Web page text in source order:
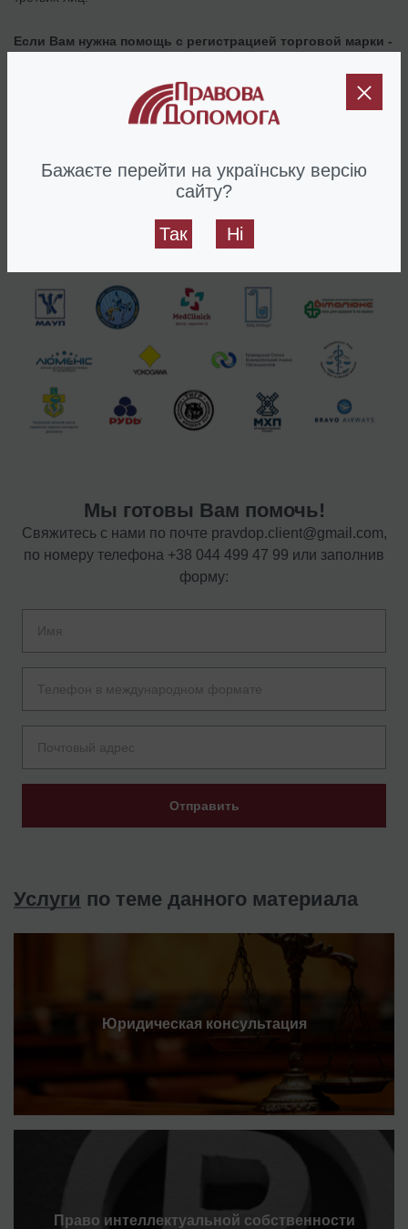
Если Вам нужна помощь с регистрацией торговой марки -
желаемый результат быстро и просто.
Если у Вас остались вопросы по процедуре регистрации
Наши клиенты
Мы готовы Вам помочь!
Свяжитесь с нами по почте pravdop.client@gmail.com,
по номеру телефона +38 044 499 47 99 или заполнив
форму:
Отправить
Услуги по теме данного материала
Юридическая консультация
Право интеллектуальной собственности
Бажаєте перейти на українську версію
сайту?
Так Ні